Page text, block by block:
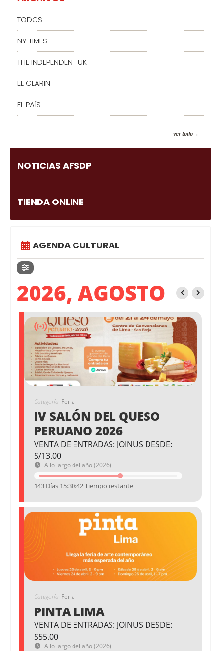
TODOS
NY TIMES
THE INDEPENDENT UK
EL CLARIN
EL PAÍS
ver todo
NOTICIAS AFSDP
TIENDA ONLINE
AGENDA CULTURAL
2026, AGOSTO
Categoría Feria
IV SALÓN DEL QUESO
PERUANO 2026
VENTA DE ENTRADAS: JOINUS DESDE:
S/13.00
A lo largo del año (2026)
143 Días 15:30:42 Tiempo restante
Categoría Feria
PINTA LIMA
VENTA DE ENTRADAS: JOINUS DESDE:
S55.00
A lo largo del año (2026)